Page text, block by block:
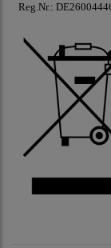
Reg.Nr.: